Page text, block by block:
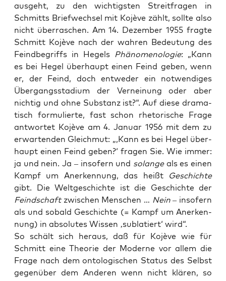
aus­geht, zu den wich­tigs­ten Streit­fra­gen in
Schmitts Brief­wech­sel mit Kojè­ve zählt, soll­te also
nicht über­ra­schen. Am 14. Dezem­ber 1955 frag­te
Schmitt Kojè­ve nach der wah­ren Bedeu­tung des
Feind­be­griffs in Hegels Phä­no­me­no­lo­gie: „Kann
es bei Hegel über­haupt einen Feind geben, wenn
er, der Feind, doch ent­we­der ein not­wen­di­ges
Über­gangs­sta­di­um der Ver­nei­nung oder aber
nich­tig und ohne Sub­stanz ist?“. Auf die­se dra­ma­
tisch for­mu­lier­te, fast schon rhe­to­ri­sche Fra­ge
ant­wor­tet Kojè­ve am 4. Janu­ar 1956 mit dem zu
erwar­ten­den Gleich­mut: „,Kann es bei Hegel über­
haupt einen Feind geben?‘ fra­gen Sie. Wie immer:
ja und nein. Ja – inso­fern und solan­geals es einen
Kampf um Aner­ken­nung, das heißt Geschich­te
gibt. Die Welt­ge­schich­te ist die Geschich­te der
Feind­schaft zwi­schen Men­schen … Nein– inso­fern
als und sobald Geschich­te (= Kampf um Aner­ken­
nung) in abso­lu­tes Wis­sen ‚sub­la­tiert‘ wird“.
So schält sich her­aus, daß für Kojè­ve wie für
Schmitt eine Theo­rie der Moder­ne vor allem die
Fra­ge nach dem onto­lo­gi­schen Sta­tus des Selbst
gegen­über dem Ande­ren wenn nicht klä­ren, so